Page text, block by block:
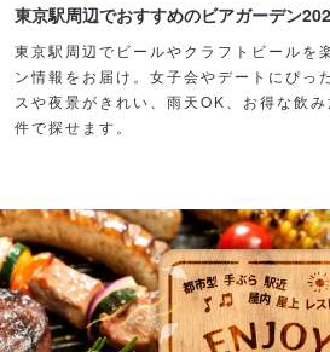
東京駅周辺でおすすめのビアガーデン
東京駅周辺でビールやクラフトビールを
ン情報をお届け。女子会やデートにぴっ
スや夜景がきれい、雨天OK、お得な飲
件で探せます。